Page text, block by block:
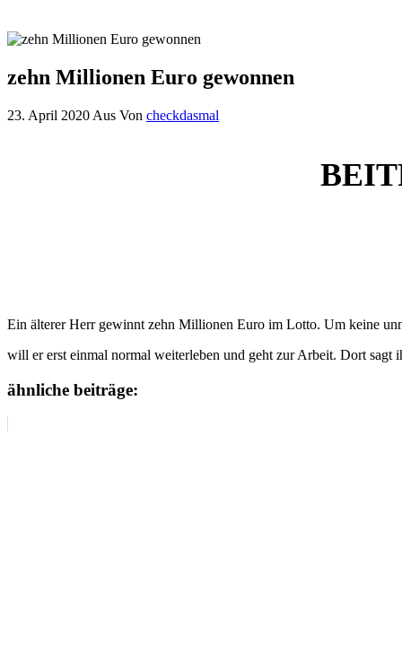
zehn Millionen Euro gewonnen
23. April 2020 Aus Von checkdasmal
Ein älterer Herr gewinnt zehn Millionen Euro im Lotto. Um keine
will er erst einmal normal weiterleben und geht zur Arbeit. Dort sagt
ähnliche beiträge: